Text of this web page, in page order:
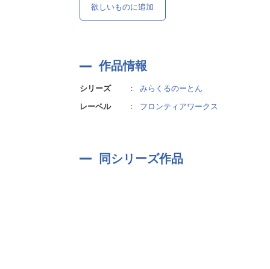
欲しいものに追加
作品情報
シリーズ ：
みらくるのーとん
レーベル
： フロンティアワークス
同シリーズ作品